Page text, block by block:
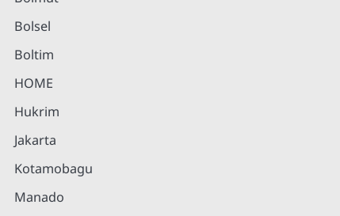
Bolsel
Boltim
HOME
Hukrim
Jakarta
Kotamobagu
Manado